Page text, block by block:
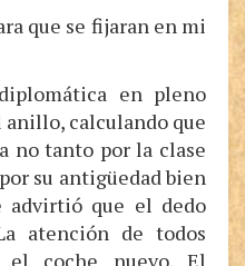
que se fijaran en mi
en pleno
calculando que
no tanto por la clase
su antigüedad bien
advirtió que el dedo
atención de todos
el coche nuevo. El